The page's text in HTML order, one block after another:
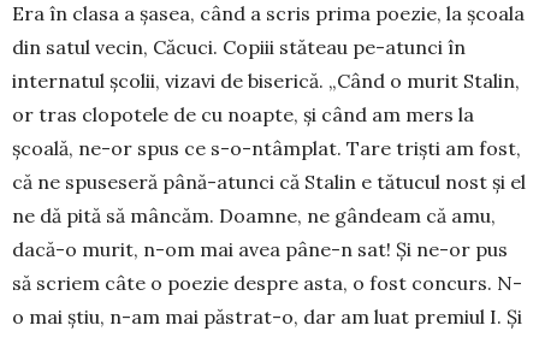
Era în clasa a șasea, când a scris prima poezie, la școala
din satul vecin, Căcuci. Copiii stăteau pe-atunci în
internatul școlii, vizavi de biserică. „Când o murit Stalin,
or tras clopotele de cu noapte, și când am mers la
școală, ne-or spus ce s-o-ntâmplat. Tare triști am fost,
că ne spuseseră până-atunci că Stalin e tătucul nost și el
ne dă pită să mâncăm. Doamne, ne gândeam că amu,
dacă-o murit, n-om mai avea pâne-n sat! Și ne-or pus
să scriem câte o poezie despre asta, o fost concurs. N-
o mai știu, n-am mai păstrat-o, dar am luat premiul I. Și